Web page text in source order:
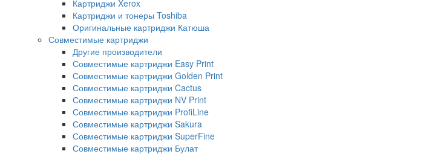
Картриджи Xerox
Картриджи и тонеры Toshiba
Оригинальные картриджи Катюша
Совместимые картриджи
Другие производители
Совместимые картриджи Easy Print
Совместимые картриджи Golden Print
Совместимые картриджи Cactus
Совместимые картриджи NV Print
Совместимые картриджи ProfiLine
Совместимые картриджи Sakura
Совместимые картриджи SuperFine
Совместимые картриджи Булат